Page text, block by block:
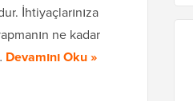
İhtiyaçlarınıza
ne kadar
Devamını Oku »